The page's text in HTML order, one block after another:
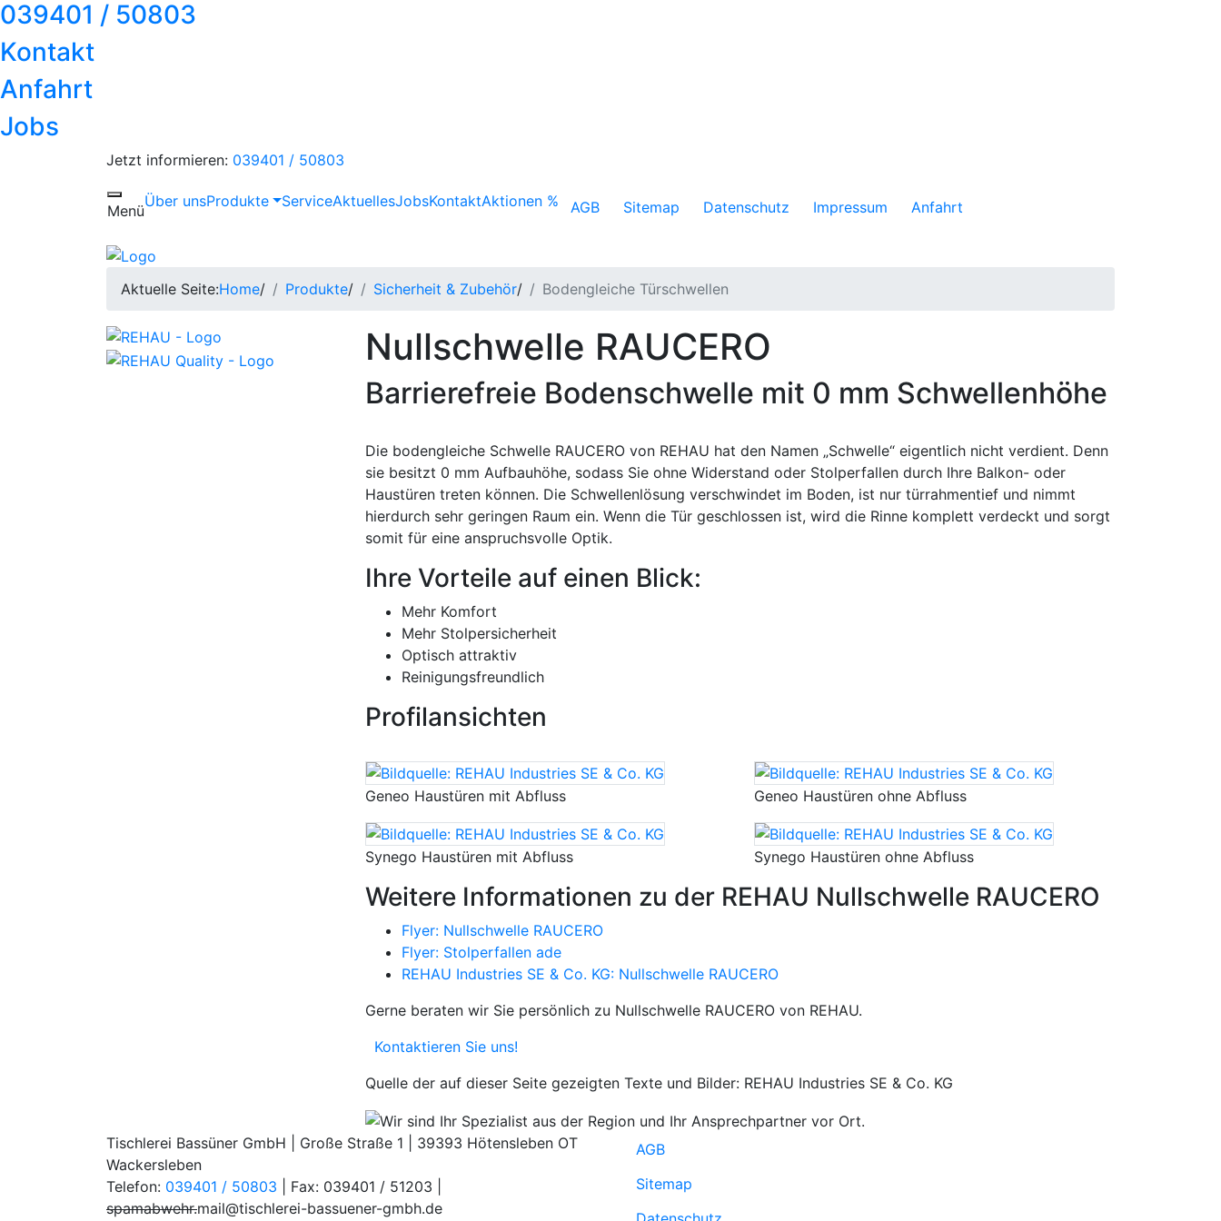
039401 / 50803
Kontakt
Anfahrt
Jobs
Jetzt informieren: 039401 / 50803
Toggle navigation
Menü
Über unsProdukte ServiceAktuellesJobsKontaktAktionen % AGB Sitemap Datenschutz Impressum Anfahrt
Aktuelle Seite:Home/ Produkte/ Sicherheit & Zubehör/ Bodengleiche Türschwellen
Nullschwelle RAUCERO
Barrierefreie Bodenschwelle mit 0 mm Schwellenhöhe
Die bodengleiche Schwelle RAUCERO von REHAU hat den Namen „Schwelle“ eigentlich nicht verdient. Denn
sie besitzt 0 mm Aufbauhöhe, sodass Sie ohne Widerstand oder Stolperfallen durch Ihre Balkon- oder
Haustüren treten können. Die Schwellenlösung verschwindet im Boden, ist nur türrahmentief und nimmt
hierdurch sehr geringen Raum ein. Wenn die Tür geschlossen ist, wird die Rinne komplett verdeckt und sorgt
somit für eine anspruchsvolle Optik.
Ihre Vorteile auf einen Blick:
Mehr Komfort
Mehr Stolpersicherheit
Optisch attraktiv
Reinigungsfreundlich
Profilansichten
Geneo Haustüren mit Abfluss Geneo Haustüren ohne Abfluss
Synego Haustüren mit Abfluss Synego Haustüren ohne Abfluss
Weitere Informationen zu der REHAU Nullschwelle RAUCERO
Flyer: Nullschwelle RAUCERO
Flyer: Stolperfallen ade
REHAU Industries SE & Co. KG: Nullschwelle RAUCERO
Gerne beraten wir Sie persönlich zu Nullschwelle RAUCERO von REHAU.
Kontaktieren Sie uns!
Quelle der auf dieser Seite gezeigten Texte und Bilder: REHAU Industries SE & Co. KG
AGB
Sitemap
Tischlerei Bassüner GmbH | Große Straße 1 | 39393 Hötensleben OT
Wackersleben
Telefon: 039401 / 50803 | Fax: 039401 / 51203 |
spamabwehr.mail@tischlerei-bassuener-gmbh.de